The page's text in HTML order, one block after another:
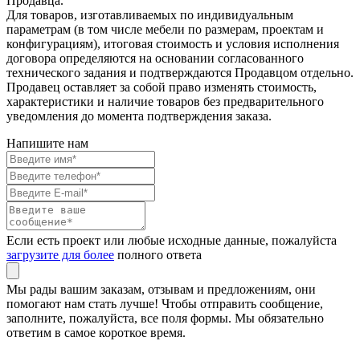
Для товаров, изготавливаемых по индивидуальным
параметрам (в том числе мебели по размерам, проектам и
конфигурациям), итоговая стоимость и условия исполнения
договора определяются на основании согласованного
технического задания и подтверждаются Продавцом отдельно.
Продавец оставляет за собой право изменять стоимость,
характеристики и наличие товаров без предварительного
уведомления до момента подтверждения заказа.
Напишите нам
Если есть проект или любые исходные данные, пожалуйста
загрузите для более полного ответа
Мы рады вашим заказам, отзывам и предложениям, они
помогают нам стать лучше! Чтобы отправить сообщение,
заполните, пожалуйста, все поля формы. Мы обязательно
ответим в самое короткое время.